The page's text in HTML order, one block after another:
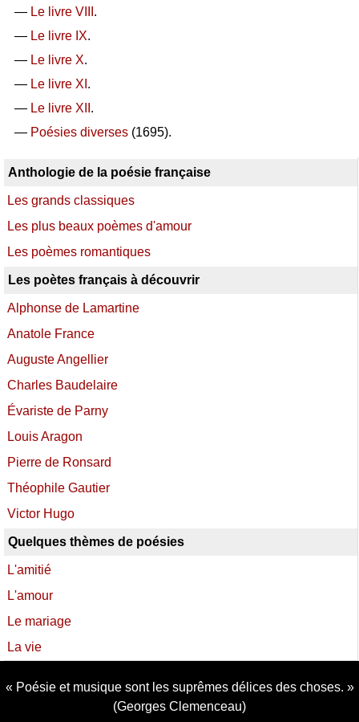
— Le livre VIII .
— Le livre IX.
— Le livre X.
— Le livre XI .
— Le livre XII .
— Poésies diverses(1695).
Anthologie de la poésie française
Les grands classiques
Les plus beaux poèmes d'amour
Les poèmes romantiques
Les poètes français à découvrir
Alphonse de Lamartine
Anatole France
Auguste Angellier
Charles Baudelaire
Évariste de Parny
Louis Aragon
Pierre de Ronsard
Théophile Gautier
Victor Hugo
Quelques thèmes de poésies
L'amitié
L'amour
Le mariage
La vie
Poésie et musique sont les suprêmes délices des choses.
(Georges Clemenceau)